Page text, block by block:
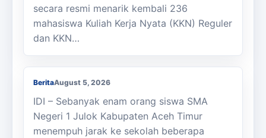
secara resmi menarik kembali 236
mahasiswa Kuliah Kerja Nyata (KKN) Reguler
dan KKN…
Berjalan Kaki ke Sekolah, Enam Siswa
SMAN 1 Julok Butuh Sepeda
BeritaAugust 5, 2026
IDI – Sebanyak enam orang siswa SMA
Negeri 1 Julok Kabupaten Aceh Timur
menempuh jarak ke sekolah beberapa